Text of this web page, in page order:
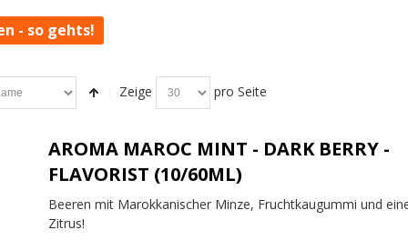
- so gehts!
Zeige pro Seite
AROMA MAROC MINT - DARK BERRY -
FLAVORIST (10/60ML)
Beeren mit Marokkanischer Minze, Fruchtkaugummi und
Zitrus!